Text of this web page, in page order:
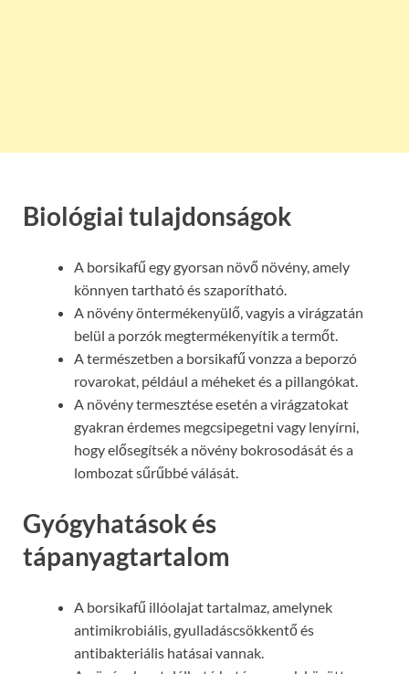
Biológiai tulajdonságok
A borsikafű egy gyorsan növő növény, amely
könnyen tartható és szaporítható.
A növény öntermékenyülő, vagyis a virágzatán
belül a porzók megtermékenyítik a termőt.
A természetben a borsikafű vonzza a beporzó
rovarokat, például a méheket és a pillangókat.
A növény termesztése esetén a virágzatokat
gyakran érdemes megcsipegetni vagy lenyírni,
hogy elősegítsék a növény bokrosodását és a
lombozat sűrűbbé válását.
Gyógyhatások és
tápanyagtartalom
A borsikafű illóolajat tartalmaz, amelynek
antimikrobiális, gyulladáscsökkentő és
antibakteriális hatásai vannak.